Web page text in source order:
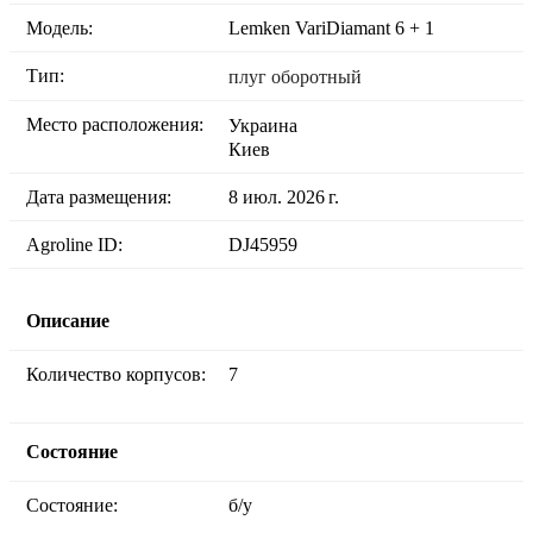
Модель: Lemken VariDiamant 6 + 1
Тип: плуг оборотный
Место расположения:
Украина
Киев
Дата размещения: 8 июл. 2026 г.
Agroline ID: DJ45959
Описание
Количество корпусов: 7
Состояние
Состояние: б/у